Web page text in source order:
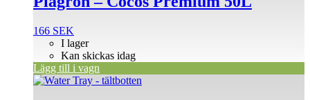
166 SEK
I lager
Kan skickas idag
Lägg till i vagn
Den